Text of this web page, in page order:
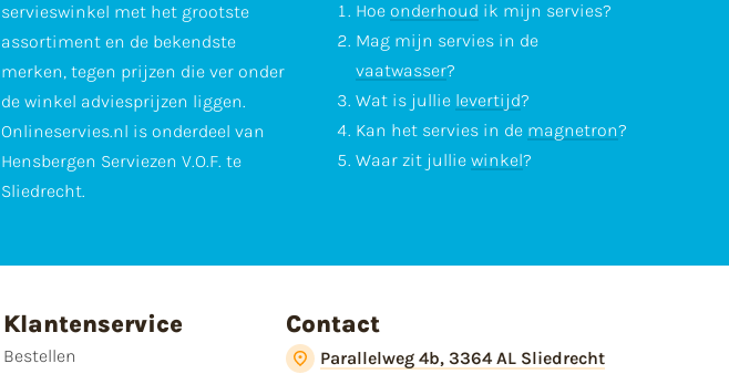
servieswinkel met het grootste
assortiment en de bekendste
merken, tegen prijzen die ver onder
de winkel adviesprijzen liggen.
Onlineservies.nl is onderdeel van
Hensbergen Serviezen V.O.F. te
Sliedrecht.
Hoe onderhoud ik mijn servies?
Mag mijn servies in de
vaatwasser?
Wat is jullie levertijd?
Kan het servies in de magnetron?
Waar zit jullie winkel?
Klantenservice
Bestellen
Contact
Parallelweg 4b, 3364 AL Sliedrecht